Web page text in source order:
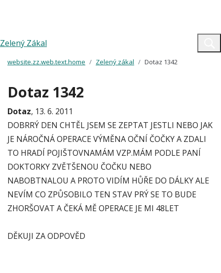
Zelený Zákal
website.zz.web.text.home Zelený zákal Dotaz 1342
Dotaz 1342
Dotaz, 13. 6. 2011
DOBRRÝ DEN CHTĚL JSEM SE ZEPTAT JESTLI NEBO JAK
JE NÁROČNÁ OPERACE VÝMĚNA OČNÍ ČOČKY A ZDALI
TO HRADÍ POJIŠTOVNAMÁM VZP.MÁM PODLE PANÍ
DOKTORKY ZVĚTŠENOU ČOČKU NEBO
NABOBTNALOU A PROTO VIDÍM HŮŘE DO DÁLKY ALE
NEVÍM CO ZPŮSOBILO TEN STAV PRÝ SE TO BUDE
ZHORŠOVAT A ČEKÁ MĚ OPERACE JE MI 48LET
DĚKUJI ZA ODPOVĚD